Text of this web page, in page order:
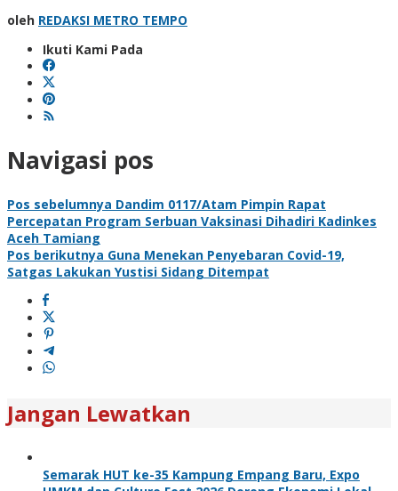
oleh REDAKSI METRO TEMPO
Ikuti Kami Pada
Navigasi pos
Pos sebelumnya Dandim 0117/Atam Pimpin Rapat
Percepatan Program Serbuan Vaksinasi Dihadiri Kadinkes
Aceh Tamiang
Pos berikutnya Guna Menekan Penyebaran Covid-19,
Satgas Lakukan Yustisi Sidang Ditempat
Jangan Lewatkan
Semarak HUT ke-35 Kampung Empang Baru, Expo